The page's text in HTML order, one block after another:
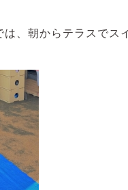
、朝からテラスでス